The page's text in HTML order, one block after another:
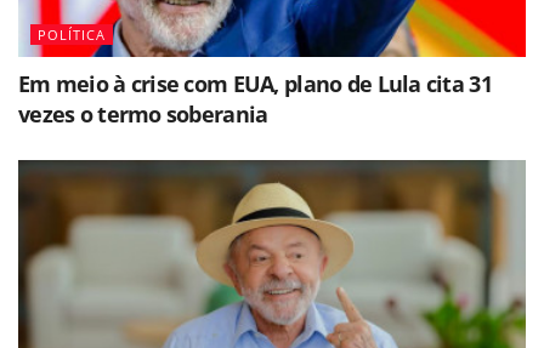
POLÍTICA
Em meio à crise com EUA, plano de Lula cita 31
vezes o termo soberania